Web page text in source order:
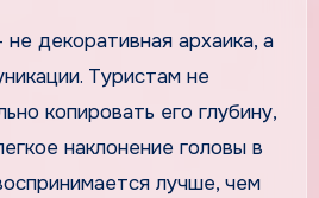
декоративная архаика, а
Туристам не
копировать его глубину,
наклонение головы в
лучше, чем